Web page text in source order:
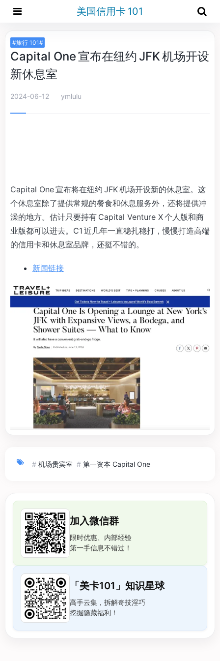
美国信用卡 101
#旅行 101#
Capital One 宣布在纽约 JFK 机场开设
新休息室
2024-06-12 ymlulu
Capital One 宣布将在纽约 JFK 机场开设新的休息室。这
个休息室除了提供常规的餐食和休息服务外，还将提供冲
澡的地方。估计只要持有 Capital Venture X 个人版和商
业版都可以进去。C1 近几年一直稳扎稳打，慢慢打造高端
的信用卡和休息室品牌，还挺不错的。
新闻链接
# 机场贵宾室 # 第一资本 Capital One
加入微信群
限时优惠、内部经验
第一手信息不错过！
「美卡101」知识星球
高手云集，拆解奇技淫巧
挖掘隐藏福利！